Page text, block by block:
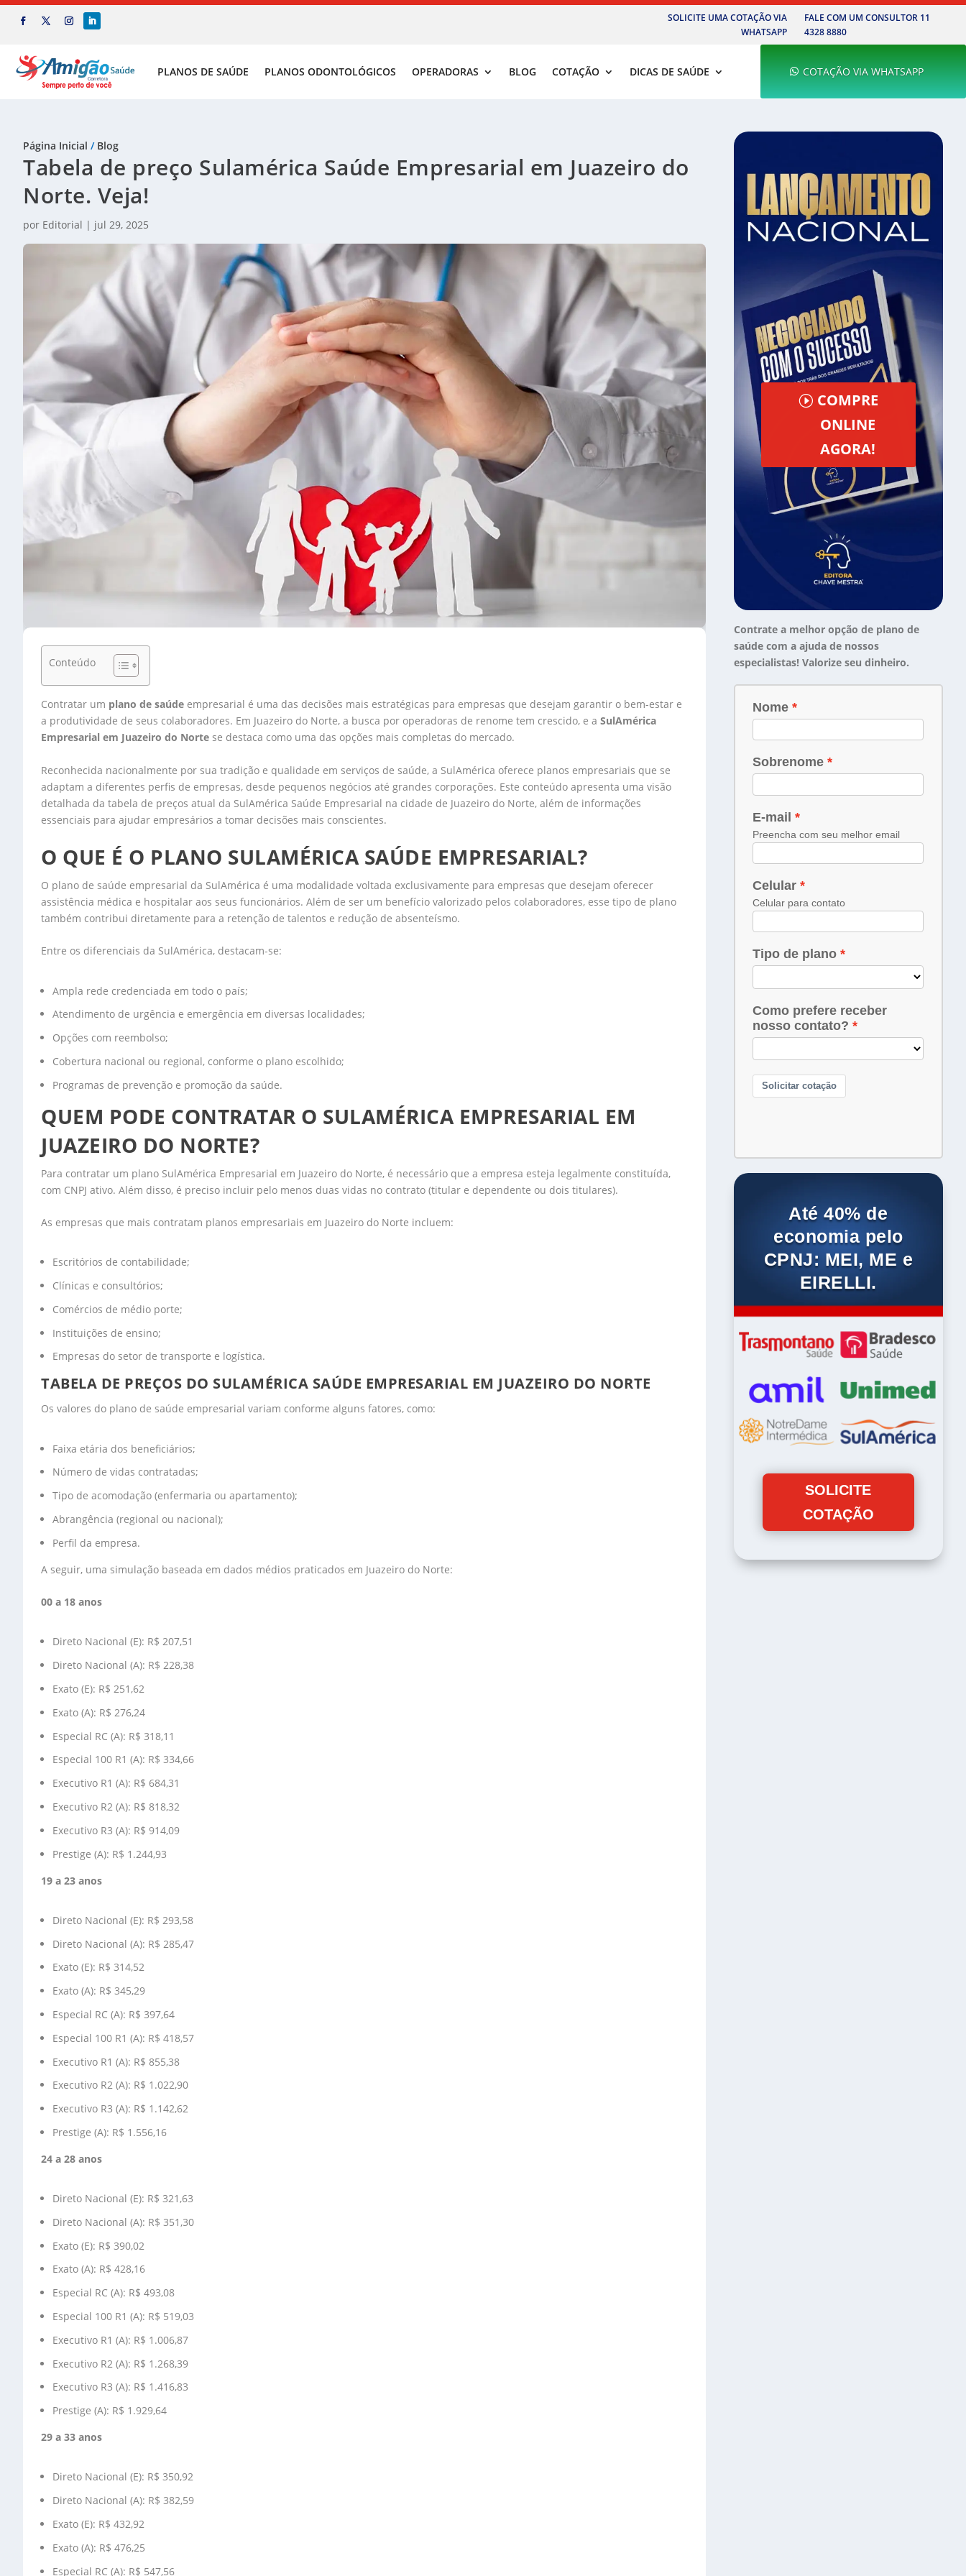
SOLICITE UMA COTAÇÃO VIA
WHATSAPP
FALE COM UM CONSULTOR 11
4328 8880
PLANOS DE SAÚDE PLANOS ODONTOLÓGICOS OPERADORAS BLOG COTAÇÃO DICAS DE SAÚDE COTAÇÃO VIA WHATSAPP
Página Inicial / Blog
Tabela de preço Sulamérica Saúde Empresarial em Juazeiro do
Norte. Veja!
por Editorial | jul 29, 2025
Conteúdo
Contratar um plano de saúde empresarial é uma das decisões mais estratégicas para empresas que desejam garantir o bem-estar e
a produtividade de seus colaboradores. Em Juazeiro do Norte, a busca por operadoras de renome tem crescido, e a SulAmérica
Empresarial em Juazeiro do Norte se destaca como uma das opções mais completas do mercado.
Reconhecida nacionalmente por sua tradição e qualidade em serviços de saúde, a SulAmérica oferece planos empresariais que se
adaptam a diferentes perfis de empresas, desde pequenos negócios até grandes corporações. Este conteúdo apresenta uma visão
detalhada da tabela de preços atual da SulAmérica Saúde Empresarial na cidade de Juazeiro do Norte, além de informações
essenciais para ajudar empresários a tomar decisões mais conscientes.
O QUE É O PLANO SULAMÉRICA SAÚDE EMPRESARIAL?
O plano de saúde empresarial da SulAmérica é uma modalidade voltada exclusivamente para empresas que desejam oferecer
assistência médica e hospitalar aos seus funcionários. Além de ser um benefício valorizado pelos colaboradores, esse tipo de plano
também contribui diretamente para a retenção de talentos e redução de absenteísmo.
Entre os diferenciais da SulAmérica, destacam-se:
Ampla rede credenciada em todo o país;
Atendimento de urgência e emergência em diversas localidades;
Opções com reembolso;
Cobertura nacional ou regional, conforme o plano escolhido;
Programas de prevenção e promoção da saúde.
QUEM PODE CONTRATAR O SULAMÉRICA EMPRESARIAL EM
JUAZEIRO DO NORTE?
Para contratar um plano SulAmérica Empresarial em Juazeiro do Norte, é necessário que a empresa esteja legalmente constituída,
com CNPJ ativo. Além disso, é preciso incluir pelo menos duas vidas no contrato (titular e dependente ou dois titulares).
As empresas que mais contratam planos empresariais em Juazeiro do Norte incluem:
Escritórios de contabilidade;
Clínicas e consultórios;
Comércios de médio porte;
Instituições de ensino;
Empresas do setor de transporte e logística.
TABELA DE PREÇOS DO SULAMÉRICA SAÚDE EMPRESARIAL EM JUAZEIRO DO NORTE
Os valores do plano de saúde empresarial variam conforme alguns fatores, como:
Faixa etária dos beneficiários;
Número de vidas contratadas;
Tipo de acomodação (enfermaria ou apartamento);
Abrangência (regional ou nacional);
Perfil da empresa.
A seguir, uma simulação baseada em dados médios praticados em Juazeiro do Norte:
00 a 18 anos
Direto Nacional (E): R$ 207,51
Direto Nacional (A): R$ 228,38
Exato (E): R$ 251,62
Exato (A): R$ 276,24
Especial RC (A): R$ 318,11
Especial 100 R1 (A): R$ 334,66
Executivo R1 (A): R$ 684,31
Executivo R2 (A): R$ 818,32
Executivo R3 (A): R$ 914,09
Prestige (A): R$ 1.244,93
19 a 23 anos
Direto Nacional (E): R$ 293,58
Direto Nacional (A): R$ 285,47
Exato (E): R$ 314,52
Exato (A): R$ 345,29
Especial RC (A): R$ 397,64
Especial 100 R1 (A): R$ 418,57
Executivo R1 (A): R$ 855,38
Executivo R2 (A): R$ 1.022,90
Executivo R3 (A): R$ 1.142,62
Prestige (A): R$ 1.556,16
24 a 28 anos
Direto Nacional (E): R$ 321,63
Direto Nacional (A): R$ 351,30
Exato (E): R$ 390,02
Exato (A): R$ 428,16
Especial RC (A): R$ 493,08
Especial 100 R1 (A): R$ 519,03
Executivo R1 (A): R$ 1.006,87
Executivo R2 (A): R$ 1.268,39
Executivo R3 (A): R$ 1.416,83
Prestige (A): R$ 1.929,64
29 a 33 anos
Direto Nacional (E): R$ 350,92
Direto Nacional (A): R$ 382,59
Exato (E): R$ 432,92
Exato (A): R$ 476,25
Especial RC (A): R$ 547,56
COMPRE
ONLINE
AGORA!
Contrate a melhor opção de plano de
saúde com a ajuda de nossos
especialistas! Valorize seu dinheiro.
Até 40% de
economia pelo
CPNJ: MEI, ME e
EIRELLI.
SOLICITE
COTAÇÃO